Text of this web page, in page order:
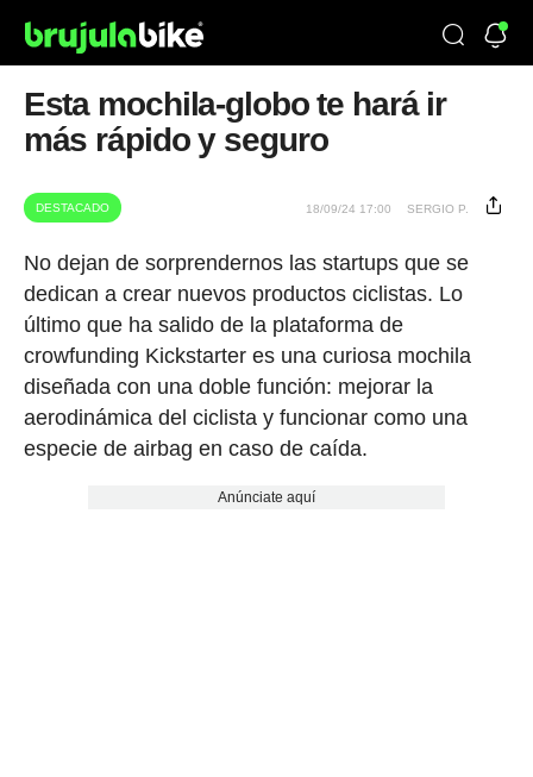
Esta mochila-globo te hará ir
más rápido y seguro
DESTACADO 18/09/24 17:00 SERGIO P.
No dejan de sorprendernos las startups que se
dedican a crear nuevos productos ciclistas. Lo
último que ha salido de la plataforma de
crowfunding Kickstarter es una curiosa mochila
diseñada con una doble función: mejorar la
aerodinámica del ciclista y funcionar como una
especie de airbag en caso de caída.
Anúnciate aquí